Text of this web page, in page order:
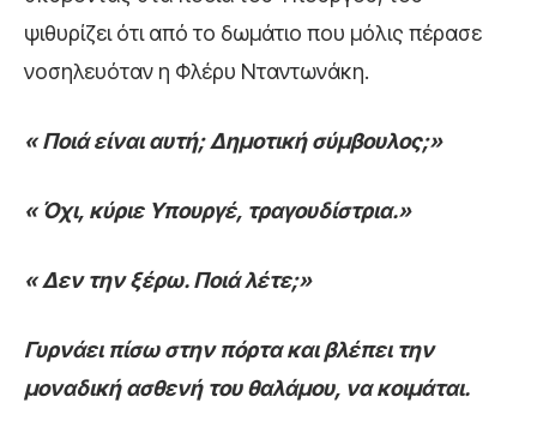
ψιθυρίζει ότι από το δωμάτιο που μόλις πέρασε
νοσηλευόταν η Φλέρυ Νταντωνάκη.
« Ποιά είναι αυτή; Δημοτική σύμβουλος;»
« Όχι, κύριε Υπουργέ, τραγουδίστρια.»
« Δεν την ξέρω. Ποιά λέτε;»
Γυρνάει πίσω στην πόρτα και βλέπει την
μοναδική ασθενή του θαλάμου, να κοιμάται.